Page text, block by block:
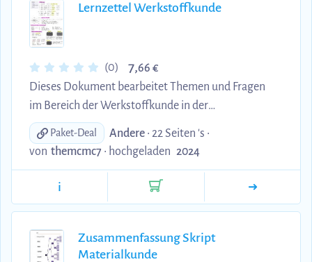
Lernzettel Werkstoffkunde
(0) 7,66 €
Dieses Dokument bearbeitet Themen und Fragen
im Bereich der Werkstoffkunde in der
Fahrzeugentwicklung. Die Fragen beziehen sich
dabei auf das Skript und die Themen aus dem
Paket-Deal Andere • 22 Seiten 's •
von themcmc7 • hochgeladen 2024
i
Zusammenfassung Skript
Materialkunde